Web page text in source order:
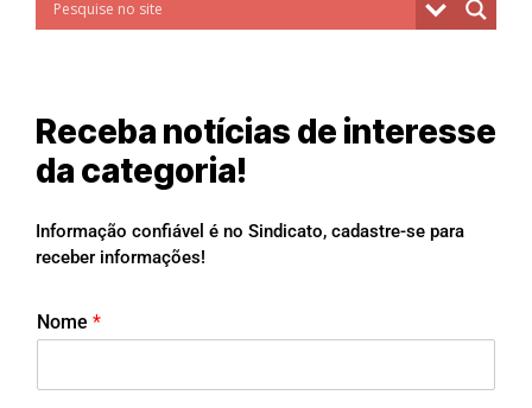
Receba notícias de interesse
da categoria!
Informação confiável é no Sindicato, cadastre-se para
receber informações!
Nome *